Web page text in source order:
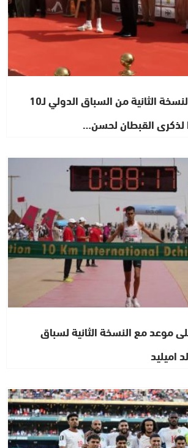
الدشيرة تحتضن النسخة الثانية من السباق الدولي لـ10
لذكرى القبطان لحسن…
موعد مع النسخة الثانية لسباق
اميليد